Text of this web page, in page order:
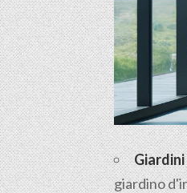
giardino